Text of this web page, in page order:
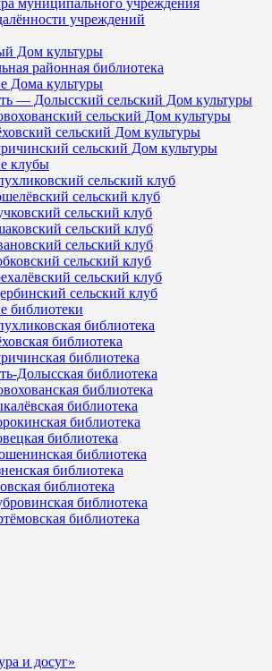
учреждений
Дом культуры
районная библиотека
Дома культуры
— Долысский сельский Дом культуры
сельский Дом культуры
сельский Дом культуры
сельский Дом культуры
клубы
сельский клуб
сельский клуб
сельский клуб
сельский клуб
сельский клуб
сельский клуб
сельский клуб
сельский клуб
библиотеки
библиотека
библиотека
библиотека
Долысская библиотека
библиотека
библиотека
библиотека
библиотека
библиотека
библиотека
библиотека
библиотека
библиотека
и досуг»